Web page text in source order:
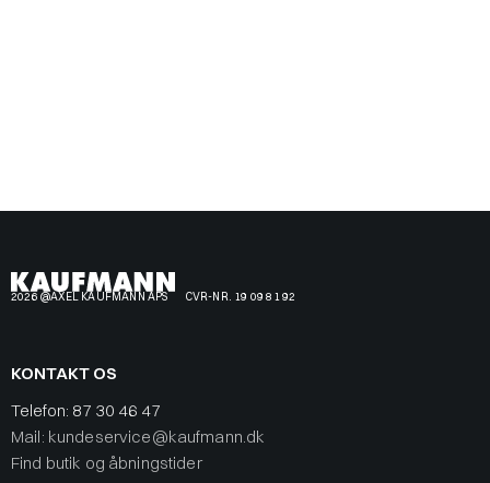
2026 @AXEL KAUFMANN APS CVR-NR. 19 09 81 92
KONTAKT OS
Telefon: 87 30 46 47
Mail: kundeservice@kaufmann.dk
Find butik og åbningstider